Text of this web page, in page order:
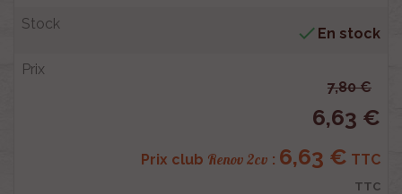
 En stock
7,80 €
6,63 €
Prix club Renov 2cv : 6,63 € TTC
TTC